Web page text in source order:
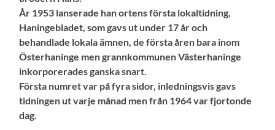
År 1953 lanserade han ortens första lokaltidning,
Haningebladet, som gavs ut under 17 år och
behandlade lokala ämnen, de första åren bara inom
Österhaninge men grannkommunen Västerhaninge
inkorporerades ganska snart.
Första numret var på fyra sidor, inledningsvis gavs
tidningen ut varje månad men från 1964 var fjortonde
dag.